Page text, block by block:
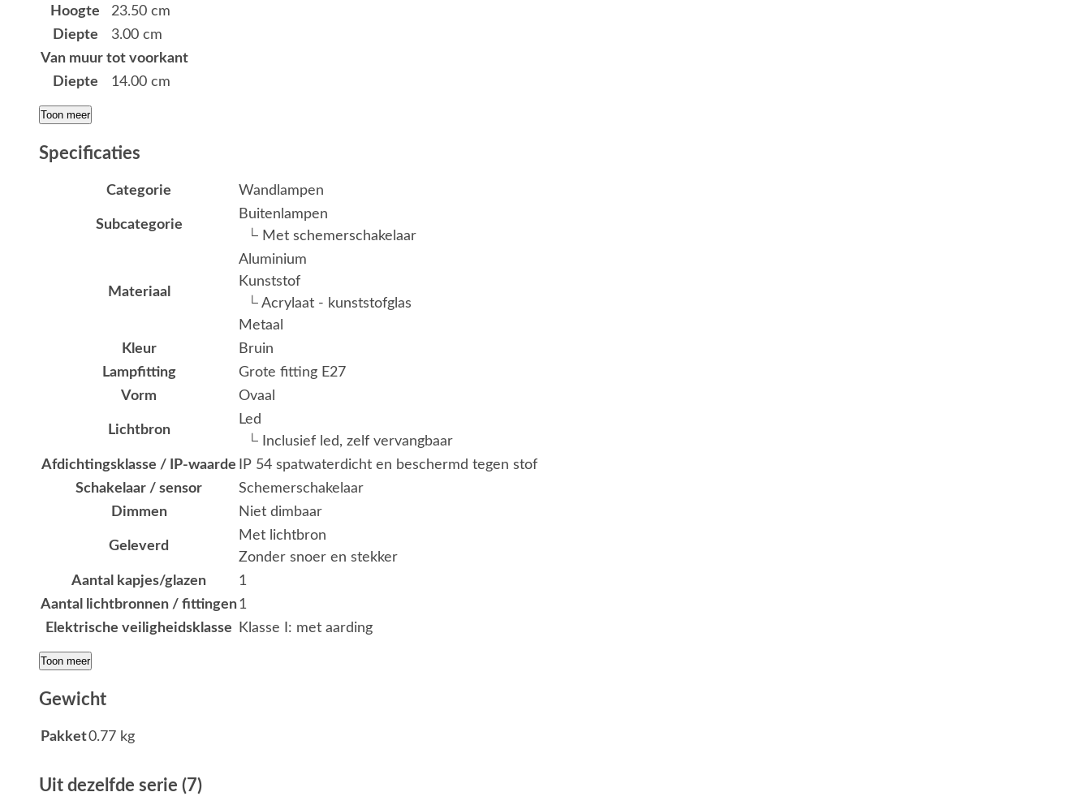
Hoogte
23.50 cm
Diepte
3.00 cm
Van muur tot voorkant
Diepte
14.00 cm
Toon meer
Specificaties
Categorie Wandlampen
Subcategorie
Buitenlampen
└ Met schemerschakelaar
Materiaal
Aluminium
Kunststof
└ Acrylaat - kunststofglas
Metaal
Kleur
Bruin
Lampfitting
Grote fitting E27
Vorm
Ovaal
Lichtbron
Led
└ Inclusief led, zelf vervangbaar
Afdichtingsklasse / IP-waarde
IP 54 spatwaterdicht en beschermd tegen stof
Schakelaar / sensor
Schemerschakelaar
Dimmen
Niet dimbaar
Geleverd
Met lichtbron
Zonder snoer en stekker
Aantal kapjes/glazen
1
Aantal lichtbronnen / fittingen1
Elektrische veiligheidsklasse
Klasse I: met aarding
Toon meer
Gewicht
Pakket0.77 kg
Uit dezelfde serie (7)